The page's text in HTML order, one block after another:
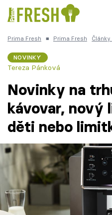
Česká kuchyně
Témata
Recepty
Články
TV Program
Prima Fresh ■ Prima Fresh
NOVINKY
Tereza Pánková
Novinky na
kávovar, nový
děti nebo